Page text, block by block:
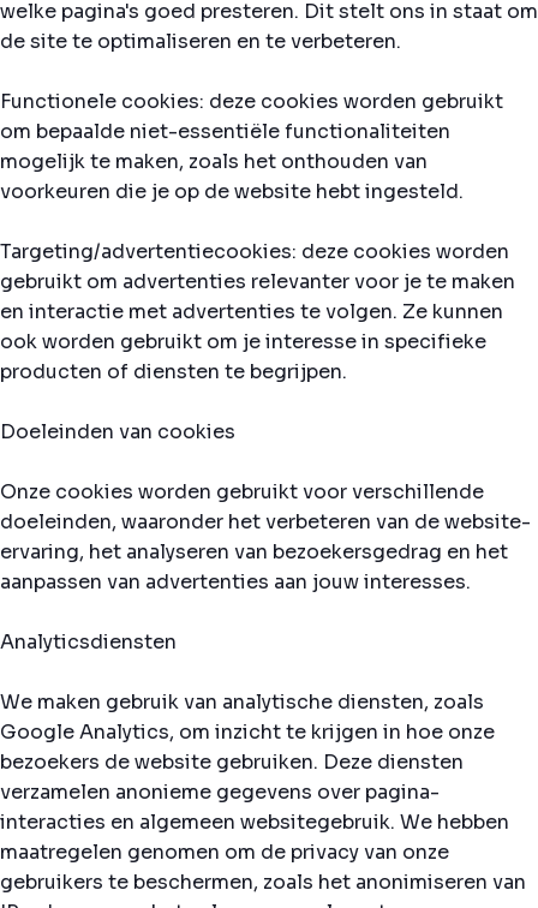
welke pagina's goed presteren. Dit stelt ons in staat om
de site te optimaliseren en te verbeteren.
Functionele cookies: deze cookies worden gebruikt
om bepaalde niet-essentiële functionaliteiten
mogelijk te maken, zoals het onthouden van
voorkeuren die je op de website hebt ingesteld.
Targeting/advertentiecookies: deze cookies worden
gebruikt om advertenties relevanter voor je te maken
en interactie met advertenties te volgen. Ze kunnen
ook worden gebruikt om je interesse in specifieke
producten of diensten te begrijpen.
Doeleinden van cookies
Onze cookies worden gebruikt voor verschillende
doeleinden, waaronder het verbeteren van de website-
ervaring, het analyseren van bezoekersgedrag en het
aanpassen van advertenties aan jouw interesses.
Analyticsdiensten
We maken gebruik van analytische diensten, zoals
Google Analytics, om inzicht te krijgen in hoe onze
bezoekers de website gebruiken. Deze diensten
verzamelen anonieme gegevens over pagina-
interacties en algemeen websitegebruik. We hebben
maatregelen genomen om de privacy van onze
gebruikers te beschermen, zoals het anonimiseren van